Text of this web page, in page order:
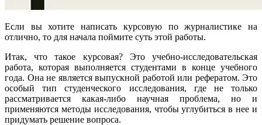
Если вы хотите написать курсовую по журналистике на
отлично, то для начала поймите суть этой работы.
Итак, что такое курсовая? Это учебно-исследовательская
работа, которая выполняется студентами в конце учебного
года. Она не является выпускной работой или рефератом. Это
особый тип студенческого исследования, где не только
рассматривается какая-либо научная проблема, но и
применяются методы исследования, чтобы углубиться в нее и
придумать решение вопроса.